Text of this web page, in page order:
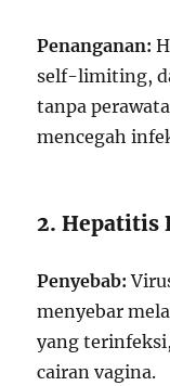
Penanganan:
self-limiting,
tanpa
mencegah
2. Hepatitis
Penyebab:
menyebar
yang
cairan vagina.